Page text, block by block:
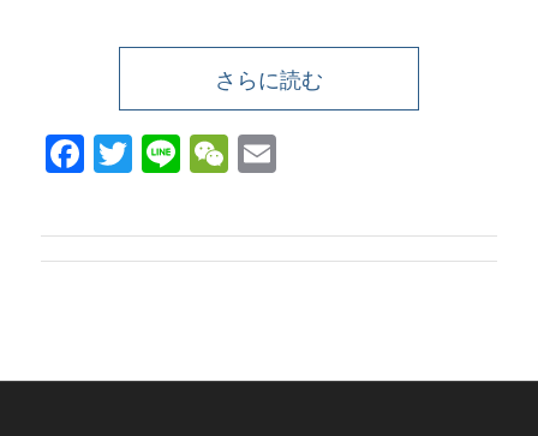
さらに読む
Facebook
Twitter
LineWeChat
Email